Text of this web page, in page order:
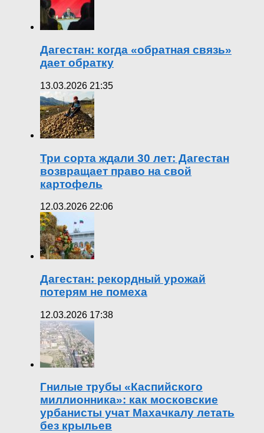
Дагестан: когда «обратная связь»
дает обратку
13.03.2026 21:35
Три сорта ждали 30 лет: Дагестан
возвращает право на свой
картофель
12.03.2026 22:06
Дагестан: рекордный урожай
потерям не помеха
12.03.2026 17:38
Гнилые трубы «Каспийского
миллионника»: как московские
урбанисты учат Махачкалу летать
без крыльев